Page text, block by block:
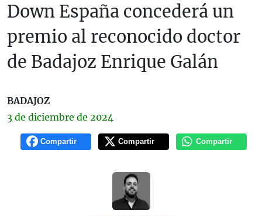
Down España concederá un
premio al reconocido doctor
de Badajoz Enrique Galán
BADAJOZ
3 de diciembre de 2024
Compartir Compartir Compartir